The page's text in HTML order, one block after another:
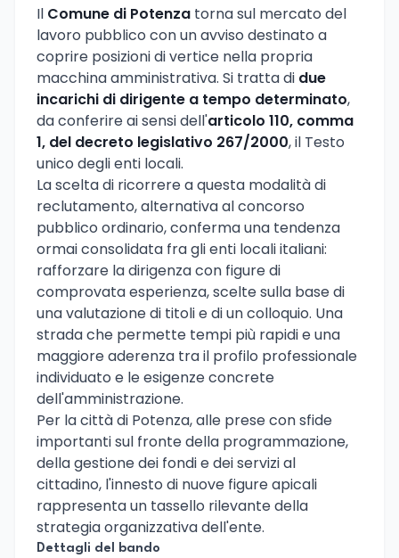
Il Comune di Potenza torna sul mercato del
lavoro pubblico con un avviso destinato a
coprire posizioni di vertice nella propria
macchina amministrativa. Si tratta di due
incarichi di dirigente a tempo determinato,
da conferire ai sensi dell'articolo 110, comma
1, del decreto legislativo 267/2000, il Testo
unico degli enti locali.
La scelta di ricorrere a questa modalità di
reclutamento, alternativa al concorso
pubblico ordinario, conferma una tendenza
ormai consolidata fra gli enti locali italiani:
rafforzare la dirigenza con figure di
comprovata esperienza, scelte sulla base di
una valutazione di titoli e di un colloquio. Una
strada che permette tempi più rapidi e una
maggiore aderenza tra il profilo professionale
individuato e le esigenze concrete
dell'amministrazione.
Per la città di Potenza, alle prese con sfide
importanti sul fronte della programmazione,
della gestione dei fondi e dei servizi al
cittadino, l'innesto di nuove figure apicali
rappresenta un tassello rilevante della
strategia organizzativa dell'ente.
Dettagli del bando